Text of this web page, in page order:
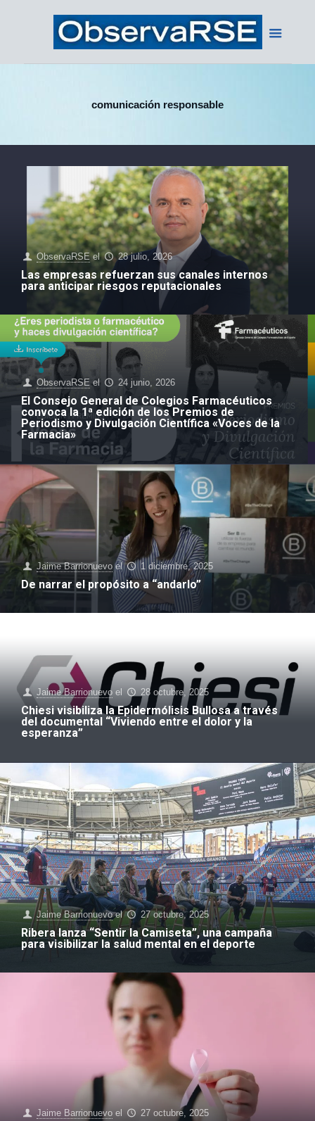
comunicación responsable
ObservaRSE el 28 julio, 2026
Las empresas refuerzan sus canales internos
para anticipar riesgos reputacionales
ObservaRSE el 24 junio, 2026
El Consejo General de Colegios Farmacéuticos
convoca la 1ª edición de los Premios de
Periodismo y Divulgación Científica «Voces de la
Farmacia»
Jaime Barrionuevo el 1 diciembre, 2025
De narrar el propósito a “andarlo”
Jaime Barrionuevo el 28 octubre, 2025
Chiesi visibiliza la Epidermólisis Bullosa a través
del documental “Viviendo entre el dolor y la
esperanza”
Jaime Barrionuevo el 27 octubre, 2025
Ribera lanza “Sentir la Camiseta”, una campaña
para visibilizar la salud mental en el deporte
Jaime Barrionuevo el 27 octubre, 2025